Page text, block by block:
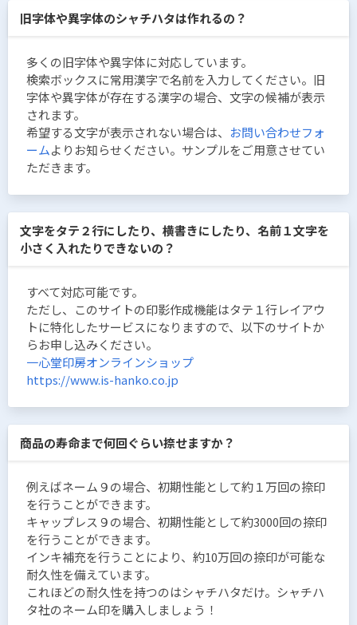
旧字体や異字体のシャチハタは作れるの？
多くの旧字体や異字体に対応しています。
検索ボックスに常用漢字で名前を入力してください。旧
字体や異字体が存在する漢字の場合、文字の候補が表示
されます。
希望する文字が表示されない場合は、 お問い合わせフォ
ームよりお知らせください。サンプルをご用意させてい
ただきます。
文字をタテ２行にしたり、横書きにしたり、名前１文字を
小さく入れたりできないの？
すべて対応可能です。
ただし、このサイトの印影作成機能はタテ１行レイアウ
トに特化したサービスになりますので、以下のサイトか
らお申し込みください。
一心堂印房オンラインショップ
https://www.is-hanko.co.jp
商品の寿命まで何回ぐらい捺せますか？
例えばネーム９の場合、初期性能として約１万回の捺印
を行うことができます。
キャップレス９の場合、初期性能として約3000回の捺印
を行うことができます。
インキ補充を行うことにより、約10万回の捺印が可能な
耐久性を備えています。
これほどの耐久性を持つのはシャチハタだけ。シャチハ
タ社のネーム印を購入しましょう！